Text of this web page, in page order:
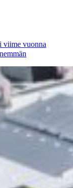
viime vuonna